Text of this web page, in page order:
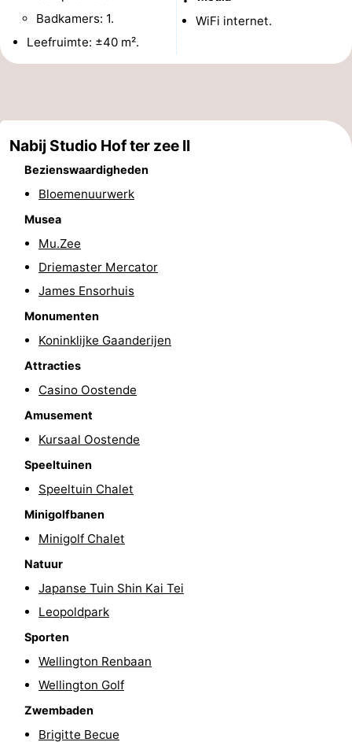
Kerken
Uitkijkpunten
Attracties
Speeltuinen
Binnenspeeltuinen
Minigolfbanen
Wellness
Natuur
Zwembaden
Fietsen
Wandelen
Golfbanen
drinken
Evenementen
Praktisch
Forum
Badkamers: 1.
Leefruimte: ±40 m².
WiFi internet.
Nabij Studio Hof ter zee II
Bezienswaardigheden
Bloemenuurwerk
Musea
Mu.Zee
Driemaster Mercator
James Ensorhuis
Monumenten
Koninklijke Gaanderijen
Attracties
Casino Oostende
Amusement
Kursaal Oostende
Speeltuinen
Speeltuin Chalet
Minigolfbanen
Minigolf Chalet
Natuur
Japanse Tuin Shin Kai Tei
Leopoldpark
Sporten
Wellington Renbaan
Wellington Golf
Zwembaden
Brigitte Becue